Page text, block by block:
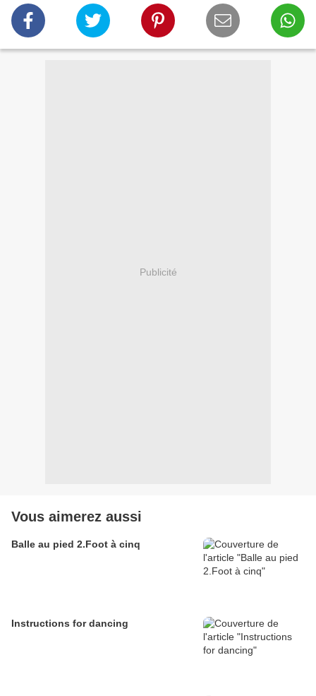
Publicité
Vous aimerez aussi
Balle au pied 2.Foot à cinq
Instructions for dancing